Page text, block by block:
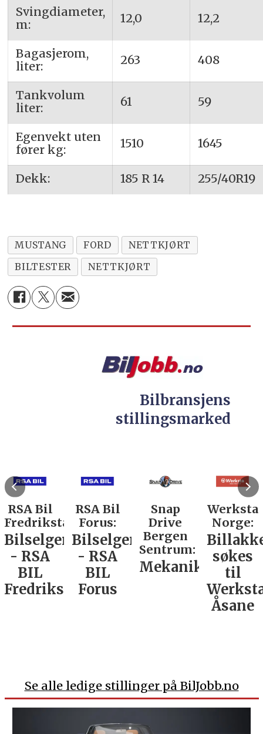
Svingdiameter,
m:
12,0 12,2
Bagasjerom,
liter:
263 408
Tankvolum
liter:
61 59
Egenvekt uten
fører kg:
1510 1645
Dekk: 185 R 14 255/40R19
MUSTANG FORD
NETTKJØRT
BILTESTER
NETTKJØRT
Bilbransjens
stillingsmarked
RSA Bil
Fredrikstad:
Bilselger
- RSA
BIL
Fredrikstad
RSA Bil
Forus:
Bilselger
- RSA
BIL
Forus
Snap
Drive
Bergen
Sentrum:
Mekaniker
Werksta
Norge:
søkes
til
Åsane
Se alle ledige stillinger på BilJobb.no